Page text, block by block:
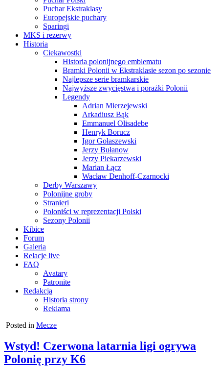
Puchar Ekstraklasy
Europejskie puchary
Sparingi
MKS i rezerwy
Historia
Ciekawostki
Historia polonijnego emblematu
Bramki Polonii w Ekstraklasie sezon po sezonie
Najlepsze serie bramkarskie
Najwyższe zwycięstwa i porażki Polonii
Legendy
Adrian Mierzejewski
Arkadiusz Bąk
Emmanuel Olisadebe
Henryk Borucz
Igor Gołaszewski
Jerzy Bułanow
Jerzy Piekarzewski
Marian Łącz
Wacław Denhoff-Czarnocki
Derby Warszawy
Polonijne groby
Stranieri
Poloniści w reprezentacji Polski
Sezony Polonii
Kibice
Forum
Galeria
Relacje live
FAQ
Avatary
Patronite
Redakcja
Historia strony
Reklama
Posted in Mecze
Wstyd! Czerwona latarnia ligi ogrywa
Polonię przy K6